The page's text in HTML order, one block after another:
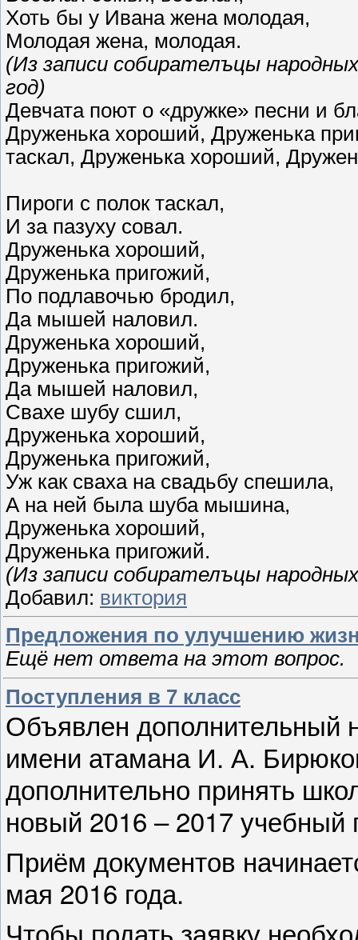
Хоть бы у Ивана жена молодая,
Молодая жена, молодая.
(Из записи собирателъцы
год)
Девчата поют о «дружке» песни и
Друженька хороший, Друженька
таскал, Друженька хороший,
Пироги с полок таскал,
И за пазуху совал.
Друженька хороший,
Друженька пригожий,
По подлавочью бродил,
Да мышей наловил.
Друженька хороший,
Друженька пригожий,
Да мышей наловил,
Свахе шубу сшил,
Друженька хороший,
Друженька пригожий,
Уж как сваха на свадьбу спешила,
А на ней была шуба мышина,
Друженька хороший,
Друженька пригожий.
(Из записи собирателъцы
Добавил: виктория
Предложения по улучшению
Ещё нет ответа на этот вопрос.
Поступления в 7 класс
Объявлен дополнительный
имени атамана И. А.
дополнительно принять
новый 2016 – 2017 учебный
Приём документов
мая 2016 года.
Чтобы подать заявку